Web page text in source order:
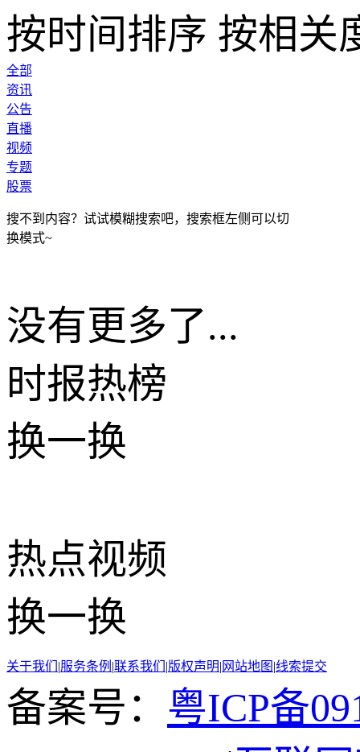
按时间排序 按相关
全部
资讯
公告
直播
视频
专题
股票
搜不到内容？试试模糊搜索吧，搜索框左侧可以切
换模式~
没有更多了...
时报热榜
换一换
热点视频
换一换
关于我们 |服务条例 |联系我们 |版权声明| 网站地图 |线索提交
备案号： 粤ICP备